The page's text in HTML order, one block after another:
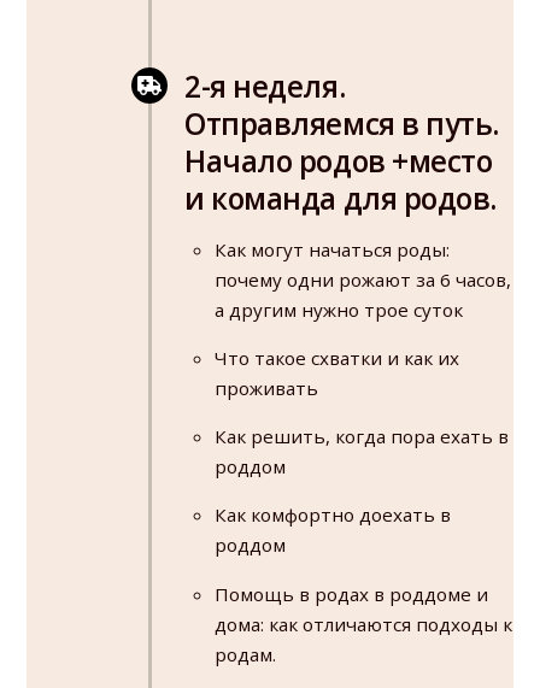
2-я неделя.
Отправляемся в путь.
Начало родов +место
и команда для родов.
Как могут начаться роды:
почему одни рожают за 6 часов,
а другим нужно трое суток
Что такое схватки и как их
проживать
Как решить, когда пора ехать в
роддом
Как комфортно доехать в
роддом
Помощь в родах в роддоме и
дома: как отличаются подходы к
родам.